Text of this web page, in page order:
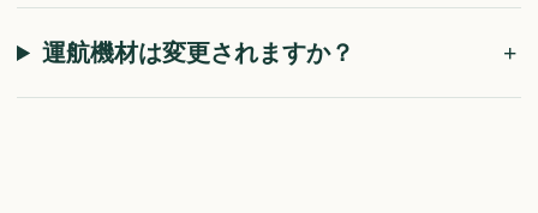
運航機材は変更されますか？